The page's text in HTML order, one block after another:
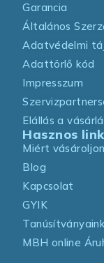
Garancia
Általános
Adatvédelmi
Adattörlő kód
Impresszum
Elállás a
Hasznos
Miért
Blog
Kapcsolat
GYIK
Tanúsítványaink
MBH online